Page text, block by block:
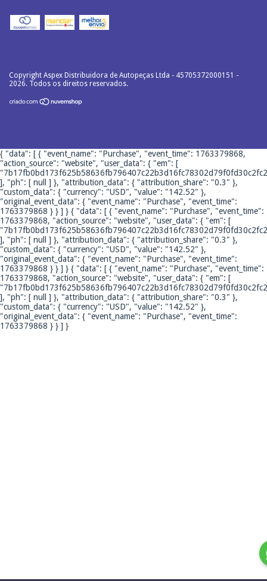
Copyright Aspex Distribuidora de Autopeças Ltda - 45705372000151 -
2026. Todos os direitos reservados.
{ "data": [ { "event_name": "Purchase", "event_time": 1763379868,
"action_source": "website", "user_data": { "em": [
], "ph": [ null ] }, "attribution_data": { "attribution_share": "0.3" },
"custom_data": { "currency": "USD", "value": "142.52" },
"original_event_data": { "event_name": "Purchase", "event_time":
1763379868 } } ] } { "data": [ { "event_name": "Purchase", "event_time":
1763379868, "action_source": "website", "user_data": { "em": [
], "ph": [ null ] }, "attribution_data": { "attribution_share": "0.3" },
"custom_data": { "currency": "USD", "value": "142.52" },
"original_event_data": { "event_name": "Purchase", "event_time":
1763379868 } } ] } { "data": [ { "event_name": "Purchase", "event_time":
1763379868, "action_source": "website", "user_data": { "em": [
], "ph": [ null ] }, "attribution_data": { "attribution_share": "0.3" },
"custom_data": { "currency": "USD", "value": "142.52" },
"original_event_data": { "event_name": "Purchase", "event_time":
1763379868 } } ] }